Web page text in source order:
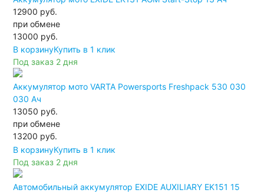
12900 руб.
при обмене
13000 руб.
В корзинуКупить в 1 клик
Под заказ 2 дня
Аккумулятор мото VARTA Powersports Freshpack 530 030
030 Ач
13050 руб.
при обмене
13200 руб.
В корзинуКупить в 1 клик
Под заказ 2 дня
Автомобильный аккумулятор EXIDE AUXILIARY EK151 15